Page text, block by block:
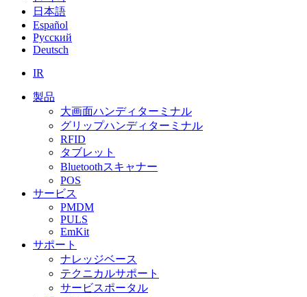
日本語
Español
Русский
Deutsch
IR
製品
大画面ハンディターミナル
グリップハンディターミナル
RFID
タブレット
Bluetoothスキャナー
POS
サービス
PMDM
PULS
EmKit
サポート
ナレッジベース
テクニカルサポート
サービスポータル